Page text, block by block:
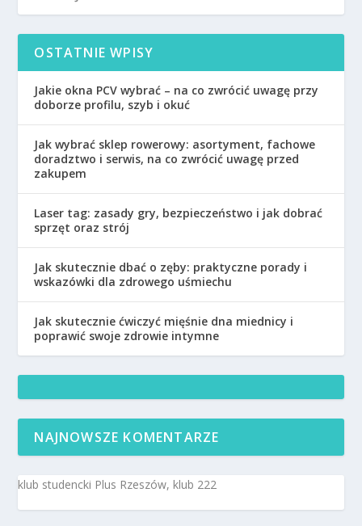
OSTATNIE WPISY
Jakie okna PCV wybrać – na co zwrócić uwagę przy
doborze profilu, szyb i okuć
Jak wybrać sklep rowerowy: asortyment, fachowe
doradztwo i serwis, na co zwrócić uwagę przed
zakupem
Laser tag: zasady gry, bezpieczeństwo i jak dobrać
sprzęt oraz strój
Jak skutecznie dbać o zęby: praktyczne porady i
wskazówki dla zdrowego uśmiechu
Jak skutecznie ćwiczyć mięśnie dna miednicy i
poprawić swoje zdrowie intymne
NAJNOWSZE KOMENTARZE
klub studencki Plus Rzeszów, klub 222